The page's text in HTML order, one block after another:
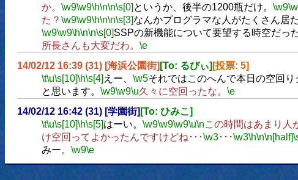
か。 \w9\w9\h\n\n\s[0] というか、後半の1200瓶だけ。 \w9
た？ \w9\w9\h\n\n\s[3]なんかプログラマな人がたくさん居た
\w9\w9\h\n\n\s[0]SSPの新機能について要望する時空だっ
所長さんも大変だわ。 \e
14/02/12 16:39 (31) [海浜公園街] [To: るびぃ] [投票: 5]
\t\u\s[10]\h\s[4] えー、 \w5それではこのへんで本日の空回
と思います。 \w9\w9\u久々に空回ったな。 \e
14/02/12 16:42 (31) [学園街] [To: ひみこ]
\t\u\s[10]\h\s[5]はーい。 \w9\w9\w9\u\nこの時間はあまり人
け空回ってよかったんですけどね･･･\w3･･･\w3\h\n\n[half]
みー。 \w9\e